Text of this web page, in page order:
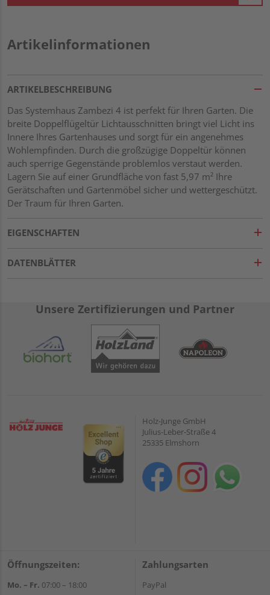
Artikelinformationen
ARTIKELBESCHREIBUNG
Das Systemhaus Zambezi 4 ist perfekt für Ihren Garten. Die
breite Doppelflügeltür Lichtausschnitten bringt viel Licht ins
Innere Ihres Gartenhauses und sorgt für ein angenehmes
Wohlempfinden. Durch die großzügige Doppeltür können
auch sperrige Gegenstände problemlos verstaut werden.
Lagern Sie auf einer Grundfläche von fast 5,97 m² Ihre
Gerätschaften und Gartenmöbel sicher und wettergeschützt.
Der Traum für Ihren Garten.
EIGENSCHAFTEN
DATENBLÄTTER
Unsere Zertifizierungen und Partner
Holz-Junge GmbH
Julius-Leber-Straße 4
25335 Elmshorn
Öffnungszeiten:
Mo. – Fr. 07:00 – 18:00
Zahlungsarten
PayPal